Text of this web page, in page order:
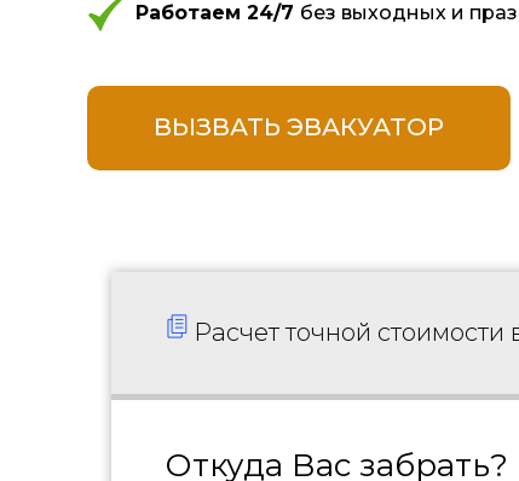
Работаем 24/7 без выходных и
ВЫЗВАТЬ ЭВАКУАТОР
Расчет точной
Откуда Вас забрать?